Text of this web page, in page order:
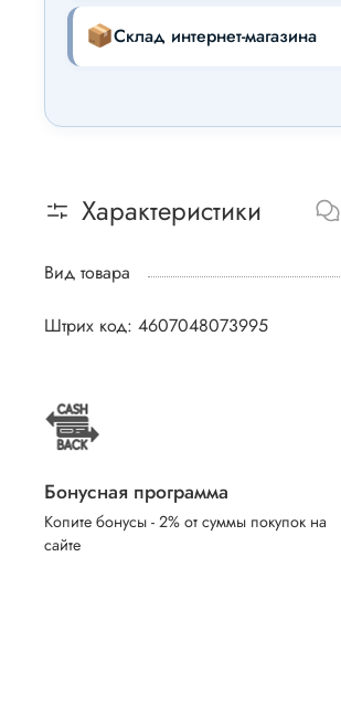
📦Склад интернет-магазина
Характеристики
Вид товара
Штрих код: 4607048073995
Бонусная программа
Копите бонусы - 2% от суммы покупок на
сайте